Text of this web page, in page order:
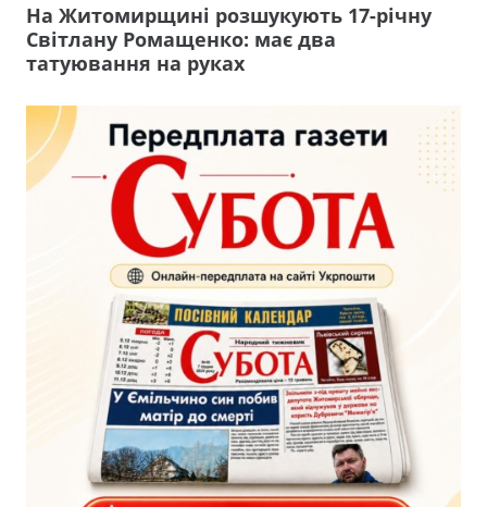
На Житомирщині розшукують 17-річну
Світлану Ромащенко: має два
татуювання на руках